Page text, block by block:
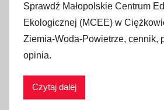
u
b
l
i
w
Sprawdź Małopolskie Centrum
Ekologicznej (MCEE) w
Ziemia-Woda-Powietrze, cennik,
opinia.
Czytaj dalej